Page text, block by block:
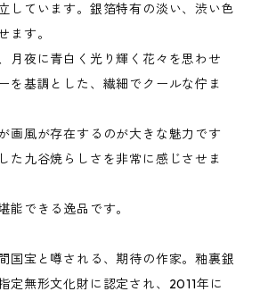
しています。銀箔特有の淡い、渋い色
ます。
月夜に青白く光り輝く花々を思わせ
を基調とした、繊細でクールな佇ま
画風が存在するのが大きな魅力です
た九谷焼らしさを非常に感じさせま
能できる逸品です。
国宝と噂される、期待の作家。釉裏銀
定無形文化財に認定され、2011年に